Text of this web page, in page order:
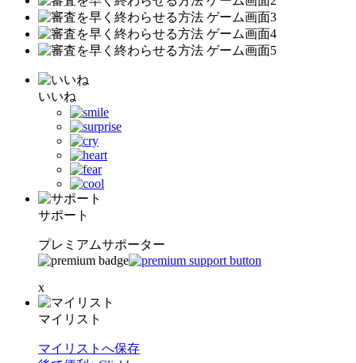
いいね
サポート
プレミアムサポーター
x
マイリスト
マイリストへ保存